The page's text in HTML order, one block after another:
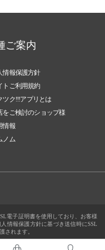
ご案内
情報保護方針
トご利用規約
ツク!!!アプリとは
をご検討のショップ様
情報
ノム
電子証明書を使用しており、お客様
情報保護方針に基づき送信時にSSL
されます。